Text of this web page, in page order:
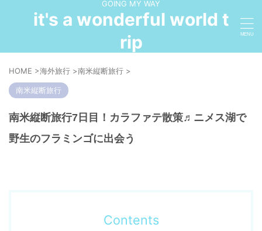
GOING MY WAY
it's a wonderful world t
rip
HOME >海外旅行 >南米縦断旅行 >
南米縦断旅行
南米縦断旅行7日目！カラファテ散策♬ニメス湖で
野生のフラミンゴに出会う
Contents